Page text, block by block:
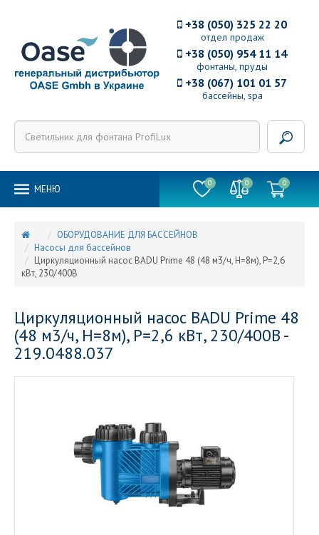
отдел продаж
+38 (050) 325 22 20
фонтаны, пруды
+38 (050) 954 11 14
бассейны, spa
+38 (067) 101 01 57
MEНЮ
0 0 0
ОБОРУДОВАНИЕ ДЛЯ БАССЕЙНОВ
Насосы для бассейнов
Циркуляционный насос BADU Prime 48 (48 м3/ч, Н=8м), P=2,6
кВт, 230/400В
Циркуляционный насос BADU Prime 48
(48 м3/ч, Н=8м), P=2,6 кВт, 230/400В -
219.0488.037